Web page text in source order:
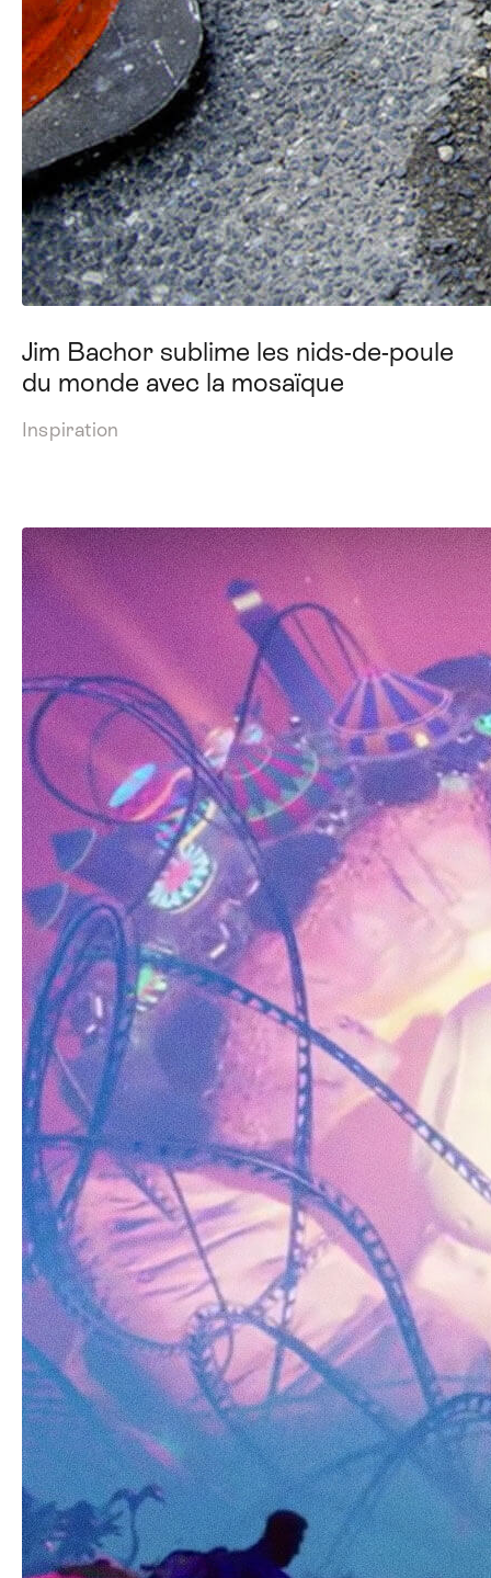
Jim Bachor sublime les nids-de-poule
du monde avec la mosaïque
Inspiration